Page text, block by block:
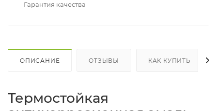
Гарантия качества
ОПИСАНИЕ ОТЗЫВЫ КАК КУПИТЬ
Термостойкая